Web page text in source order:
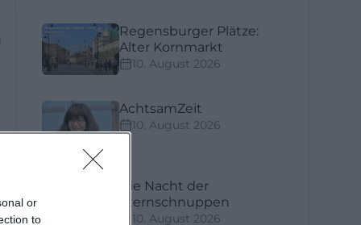
or
to
Regensburger Plätze:
Alter Kornmarkt
10. August 2026
AchtsamZeit
10. August 2026
Die Nacht der
Sternschnuppen
10. August 2026